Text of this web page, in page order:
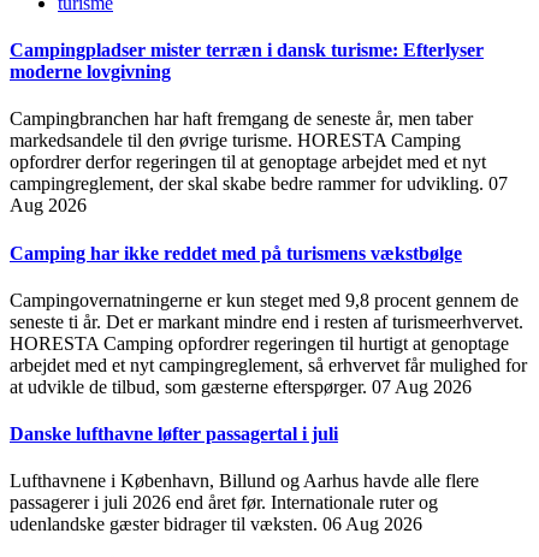
Campingpladser mister terræn i dansk turisme: Efterlyser
moderne lovgivning
Campingbranchen har haft fremgang de seneste år, men taber
markedsandele til den øvrige turisme. HORESTA Camping
opfordrer derfor regeringen til at genoptage arbejdet med et nyt
campingreglement, der skal skabe bedre rammer for udvikling. 07
Aug 2026
Camping har ikke reddet med på turismens vækstbølge
Campingovernatningerne er kun steget med 9,8 procent gennem de
seneste ti år. Det er markant mindre end i resten af turismeerhvervet.
HORESTA Camping opfordrer regeringen til hurtigt at genoptage
arbejdet med et nyt campingreglement, så erhvervet får mulighed for
at udvikle de tilbud, som gæsterne efterspørger. 07 Aug 2026
Danske lufthavne løfter passagertal i juli
Lufthavnene i København, Billund og Aarhus havde alle flere
passagerer i juli 2026 end året før. Internationale ruter og
udenlandske gæster bidrager til væksten. 06 Aug 2026